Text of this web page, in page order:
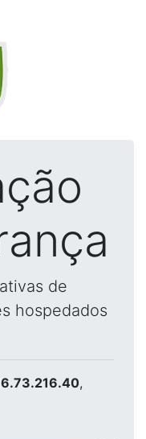
de
hospedados
,